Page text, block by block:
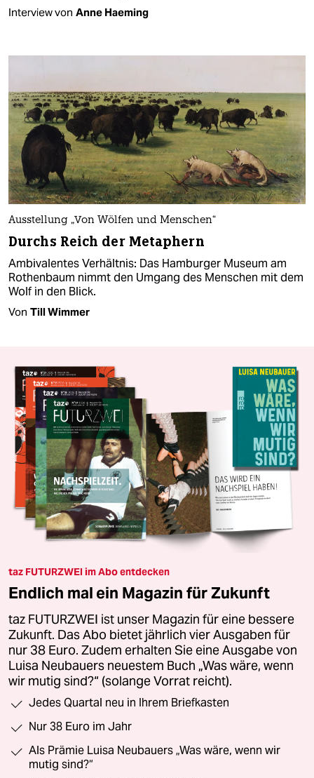
Interview von Anne Haeming
Ausstellung „Von Wölfen und Menschen“
Durchs Reich der Metaphern
Ambivalentes Verhältnis: Das Hamburger Museum am
Rothenbaum nimmt den Umgang des Menschen mit dem
Wolf in den Blick.
Von Till Wimmer
taz FUTURZWEI im Abo entdecken
Endlich mal ein Magazin für Zukunft
taz FUTURZWEI ist unser Magazin für eine bessere
Zukunft. Das Abo bietet jährlich vier Ausgaben für
nur 38 Euro. Zudem erhalten Sie eine Ausgabe von
Luisa Neubauers neuestem Buch „Was wäre, wenn
wir mutig sind?“ (solange Vorrat reicht).
Jedes Quartal neu in Ihrem Briefkasten
Nur 38 Euro im Jahr
Als Prämie Luisa Neubauers „Was wäre, wenn wir
mutig sind?“